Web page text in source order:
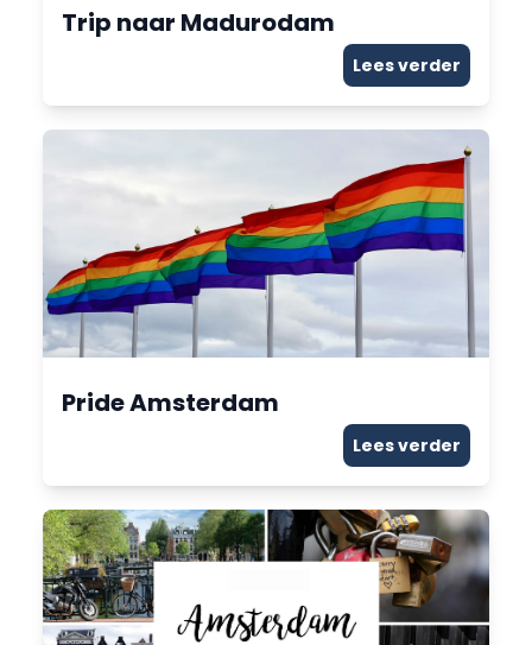
Trip naar Madurodam
Lees verder
Pride Amsterdam
Lees verder